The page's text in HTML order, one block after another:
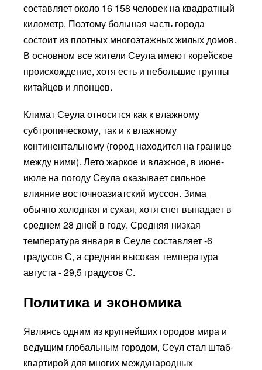
составляет около 16 158 человек на квадратный
километр. Поэтому большая часть города
состоит из плотных многоэтажных жилых домов.
В основном все жители Сеула имеют корейское
происхождение, хотя есть и небольшие группы
китайцев и японцев.
Климат Сеула относится как к влажному
субтропическому, так и к влажному
континентальному (город находится на границе
между ними). Лето жаркое и влажное, в июне-
июле на погоду Сеула оказывает сильное
влияние восточноазиатский муссон. Зима
обычно холодная и сухая, хотя снег выпадает в
среднем 28 дней в году. Средняя низкая
температура января в Сеуле составляет -6
градусов С, а средняя высокая температура
августа - 29,5 градусов С.
Политика и экономика
Являясь одним из крупнейших городов мира и
ведущим глобальным городом, Сеул стал штаб-
квартирой для многих международных